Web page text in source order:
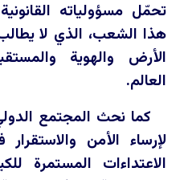
تحمّل مسؤولياته
هذا الشعب، الذي لا
الأرض والهوية
العالم.
كما نحث المجتمع
لإرساء الأمن
الاعتداءات المستمرة